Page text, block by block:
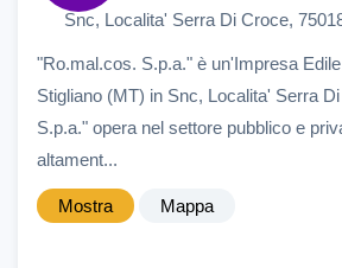
Snc, Localita' Serra Di Croce,
"Ro.mal.cos. S.p.a." è un'Impresa
Stigliano (MT) in Snc, Localita' Serra
S.p.a." opera nel settore pubblico e
altament...
Mostra Mappa